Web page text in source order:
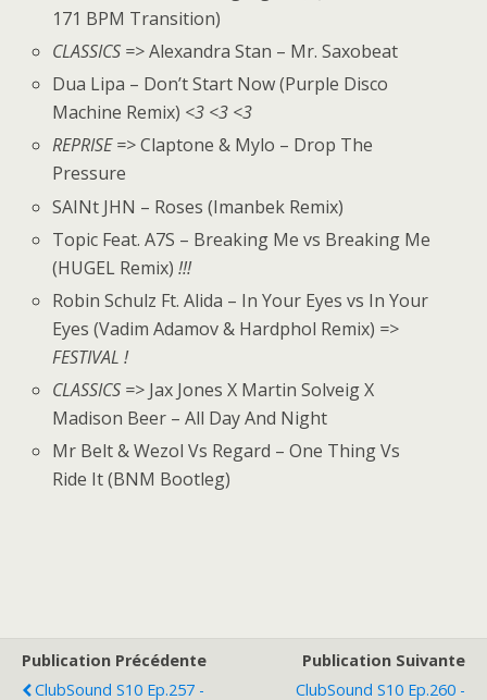
171 BPM Transition)
CLASSICS =>Alexandra Stan – Mr. Saxobeat
Dua Lipa – Don’t Start Now (Purple Disco
Machine Remix) <3 <3 <3
REPRISE =>Claptone & Mylo – Drop The
Pressure
SAINt JHN – Roses (Imanbek Remix)
Topic Feat. A7S – Breaking Me vs Breaking Me
(HUGEL Remix)!!!
Robin Schulz Ft. Alida – In Your Eyes vs In Your
Eyes (Vadim Adamov & Hardphol Remix) =>
FESTIVAL !
CLASSICS => Jax Jones X Martin Solveig X
Madison Beer – All Day And Night
Mr Belt & Wezol Vs Regard – One Thing Vs
Ride It (BNM Bootleg)
Publication Précédente
ClubSound S10 Ep.257 -
Publication Suivante
ClubSound S10 Ep.260 -